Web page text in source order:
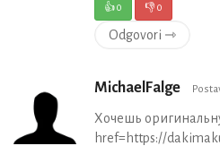
👍0 👎0
Odgovori ⇾
MichaelFalge
Хочешь
href=https://